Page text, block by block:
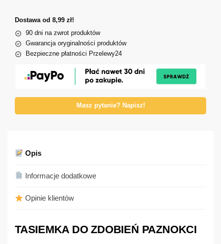
Dostawa od 8,99 zł!
90 dni na zwrot produktów
Gwarancja oryginalności produktów
Bezpieczne płatności Przelewy24
Masz pytanie? Napisz!
Opis
Informacje dodatkowe
Opinie klientów
TASIEMKA DO ZDOBIEŃ PAZNOKCI